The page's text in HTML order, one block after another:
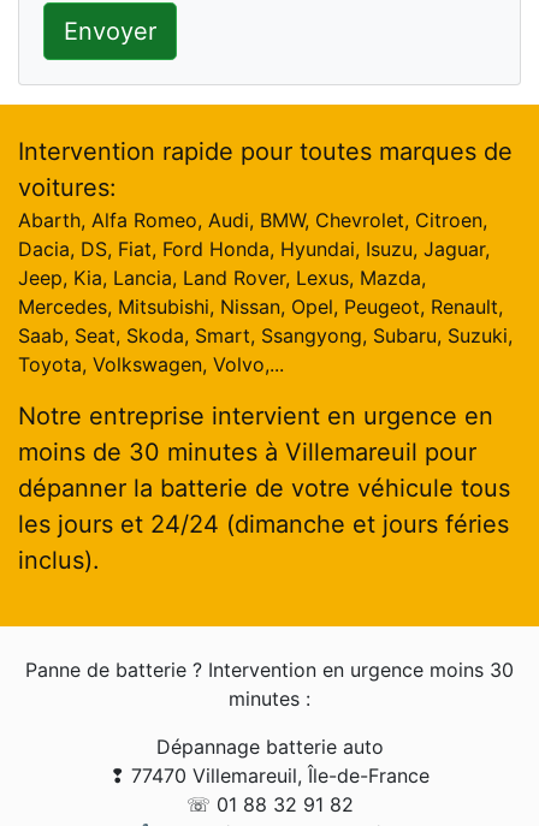
Envoyer
Intervention rapide pour toutes marques de
voitures:
Abarth, Alfa Romeo, Audi, BMW, Chevrolet, Citroen,
Dacia, DS, Fiat, Ford Honda, Hyundai, Isuzu, Jaguar,
Jeep, Kia, Lancia, Land Rover, Lexus, Mazda,
Mercedes, Mitsubishi, Nissan, Opel, Peugeot, Renault,
Saab, Seat, Skoda, Smart, Ssangyong, Subaru, Suzuki,
Toyota, Volkswagen, Volvo,...
Notre entreprise intervient en urgence en
moins de 30 minutes à Villemareuil pour
dépanner la batterie de votre véhicule tous
les jours et 24/24 (dimanche et jours féries
inclus).
Panne de batterie ? Intervention en urgence moins 30
minutes :
Dépannage batterie auto
❢ 77470 Villemareuil, Île-de-France
☏ 01 88 32 91 82